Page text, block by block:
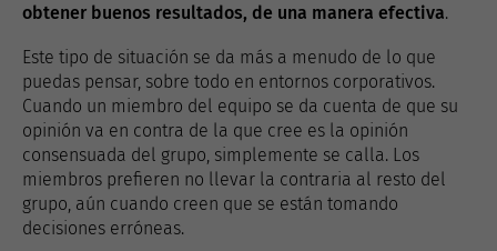
obtener buenos resultados, de una manera efectiva.
Este tipo de situación se da más a menudo de lo que
puedas pensar, sobre todo en entornos corporativos.
Cuando un miembro del equipo se da cuenta de que su
opinión va en contra de la que cree es la opinión
consensuada del grupo, simplemente se calla. Los
miembros prefieren no llevar la contraria al resto del
grupo, aún cuando creen que se están tomando
decisiones erróneas.